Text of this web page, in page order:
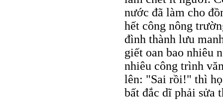
nước đã làm cho
hết công nông
đình thành lưu
giết oan bao nhiêu
nhiêu công trình
lên: "Sai rồi!" thì
bất đắc dĩ phải sửa